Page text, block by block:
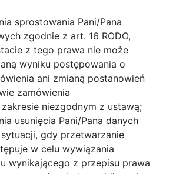
sprostowania Pani/Pana
zgodnie z art. 16 RODO,
z tego prawa nie może
wyniku postępowania o
ani zmianą postanowień
zamówienia
niezgodnym z ustawą;
usunięcia Pani/Pana danych
gdy przetwarzanie
w celu wywiązania
wynikającego z przepisu prawa